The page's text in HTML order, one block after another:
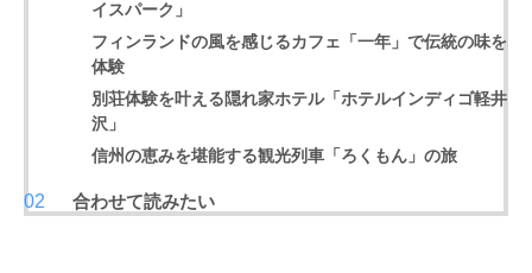
イスパーク」
フィンランドの風を感じるカフェ「一年」で伝統の味を
体験
別荘体験を叶える隠れ家ホテル「ホテルインディゴ軽井
沢」
信州の恵みを堪能する観光列車「ろくもん」の旅
合わせて読みたい